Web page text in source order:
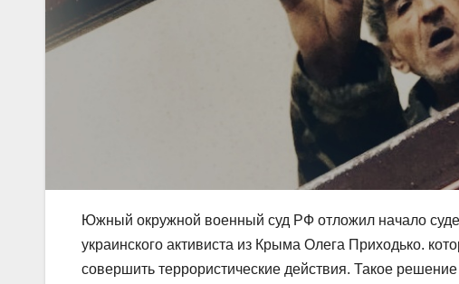
Южный окружной военный суд РФ отложил начало
украинского активиста из Крыма Олега Приходько.
совершить террористические действия. Такое